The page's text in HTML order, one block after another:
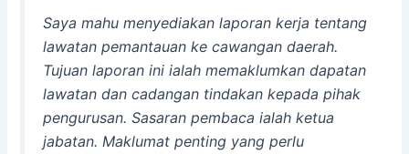
Saya mahu menyediakan laporan kerja tentang
lawatan pemantauan ke cawangan daerah.
Tujuan laporan ini ialah memaklumkan dapatan
lawatan dan cadangan tindakan kepada pihak
pengurusan. Sasaran pembaca ialah ketua
jabatan. Maklumat penting yang perlu